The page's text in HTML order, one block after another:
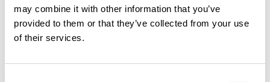
may combine it with other information that you’ve
provided to them or that they’ve collected from your use
of their services.